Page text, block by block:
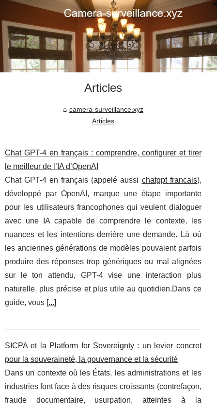
Articles
camera-surveillance.xyz
Articles
Chat GPT-4 en français : comprendre, configurer et tirer
le meilleur de l’IA d’OpenAI
Chat GPT-4 en français (appelé aussi chatgpt francais),
développé par OpenAI, marque une étape importante
pour les utilisateurs francophones qui veulent dialoguer
avec une IA capable de comprendre le contexte, les
nuances et les intentions derrière une demande. Là où
les anciennes générations de modèles pouvaient parfois
produire des réponses trop génériques ou mal alignées
sur le ton attendu, GPT-4 vise une interaction plus
naturelle, plus précise et plus utile au quotidien.Dans ce
guide, vous [...]
SICPA et la Platform for Sovereignty : un levier concret
pour la souveraineté, la gouvernance et la sécurité
Dans un contexte où les États, les administrations et les
industries font face à des risques croissants (contrefaçon,
fraude documentaire, usurpation, atteintes à la